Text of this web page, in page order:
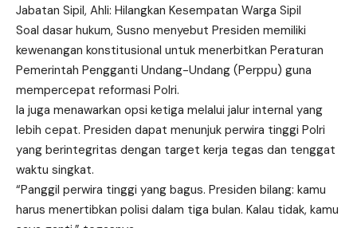
Jabatan Sipil, Ahli: Hilangkan Kesempatan Warga Sipil
Soal dasar hukum, Susno menyebut Presiden memiliki
kewenangan konstitusional untuk menerbitkan Peraturan
Pemerintah Pengganti Undang-Undang (Perppu) guna
mempercepat reformasi Polri.
Ia juga menawarkan opsi ketiga melalui jalur internal yang
lebih cepat. Presiden dapat menunjuk perwira tinggi Polri
yang berintegritas dengan target kerja tegas dan tenggat
waktu singkat.
“Panggil perwira tinggi yang bagus. Presiden bilang: kamu
harus menertibkan polisi dalam tiga bulan. Kalau tidak, kamu